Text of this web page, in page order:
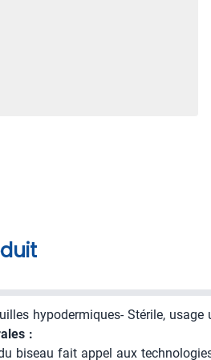
hypodermiques- Stérile, usage
:
biseau fait appel aux